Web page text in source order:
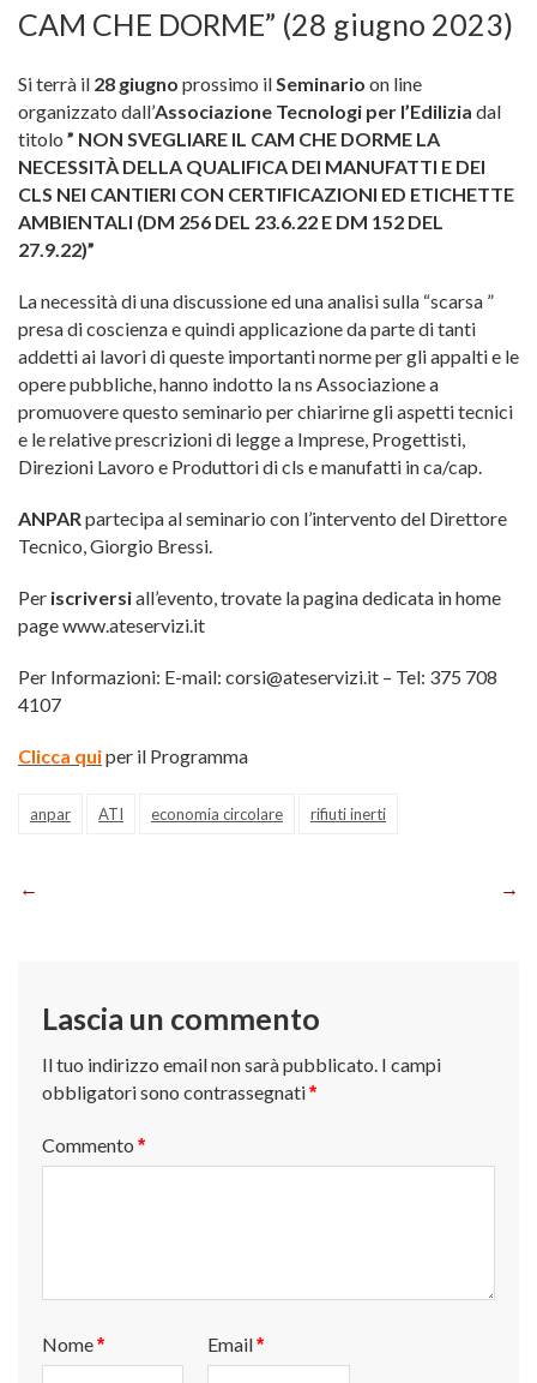
CAM CHE DORME” (28 giugno 2023)
Si terrà il 28 giugno prossimo ilSeminario on line
organizzato dall’Associazione Tecnologi per l’Edilizia dal
titolo ” NON SVEGLIARE IL CAM CHE DORME LA
NECESSITÀ DELLA QUALIFICA DEI MANUFATTI E DEI
CLS NEI CANTIERI CON CERTIFICAZIONI ED ETICHETTE
AMBIENTALI (DM 256 DEL 23.6.22 E DM 152 DEL
27.9.22)”
La necessità di una discussione ed una analisi sulla “scarsa ”
presa di coscienza e quindi applicazione da parte di tanti
addetti ai lavori di queste importanti norme per gli appalti e le
opere pubbliche, hanno indotto la ns Associazione a
promuovere questo seminario per chiarirne gli aspetti tecnici
e le relative prescrizioni di legge a Imprese, Progettisti,
Direzioni Lavoro e Produttori di cls e manufatti in ca/cap.
ANPARpartecipa al seminario con l’intervento del Direttore
Tecnico, Giorgio Bressi.
Per iscriversiall’evento, trovate la pagina dedicata in home
page www.ateservizi.it
Per Informazioni: E-mail: corsi@ateservizi.it – Tel: 375 708
4107
Clicca quiper il Programma
anpar ATI economia circolare rifiuti inerti
Navigazione
Lascia un commento
Il tuo indirizzo email non sarà pubblicato. I campi
obbligatori sono contrassegnati*
Commento *
Nome* Email*